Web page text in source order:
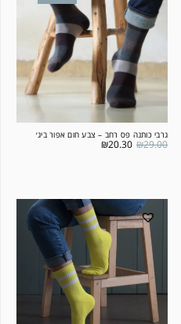
גרבי כותנה פס רחב – צבע חום אפור ביג׳
₪29.00
₪20.30